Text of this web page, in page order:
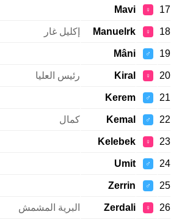
17
♀
Mavi
18
♀
Manuelrk إكليل غار
19
♂
Mâni
20
♀
Kiral رئيس العليا
21
♂
Kerem
22
♂
Kemal كمال
23
♀
Kelebek
24
♂
Umit
25
♂
Zerrin
26
♀
Zerdali البرية المشمش